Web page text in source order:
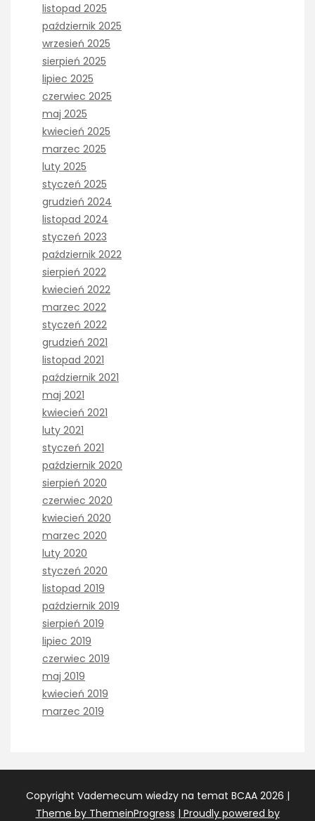
listopad 2025
październik 2025
wrzesień 2025
sierpień 2025
lipiec 2025
czerwiec 2025
maj 2025
kwiecień 2025
marzec 2025
luty 2025
styczeń 2025
grudzień 2024
listopad 2024
styczeń 2023
październik 2022
sierpień 2022
kwiecień 2022
marzec 2022
styczeń 2022
grudzień 2021
listopad 2021
październik 2021
maj 2021
kwiecień 2021
luty 2021
styczeń 2021
październik 2020
sierpień 2020
czerwiec 2020
kwiecień 2020
marzec 2020
luty 2020
styczeń 2020
listopad 2019
październik 2019
sierpień 2019
lipiec 2019
czerwiec 2019
maj 2019
kwiecień 2019
marzec 2019
Copyright Vademecum wiedzy na temat BCAA 2026 |
Theme by ThemeinProgress | Proudly powered by